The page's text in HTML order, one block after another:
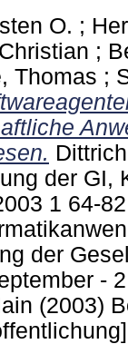
O. ;
;
Thomas ;
der GI,
1 64-
der
-
(2003)